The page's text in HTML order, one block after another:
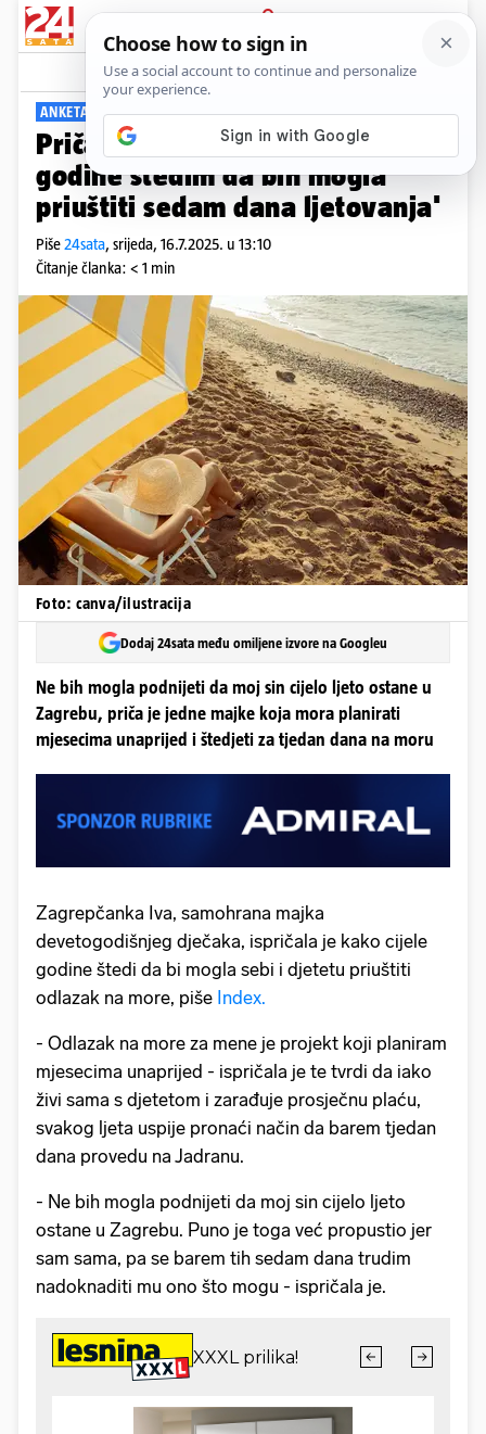
PRIJAVA
Viral Komentari
ANKETA: IDETE LI VI NA MORE?
Priča samohrane majke: 'Cijele
godine štedim da bih mogla
priuštiti sedam dana ljetovanja'
Piše24sata, srijeda, 16.7.2025. u 13:10
Čitanje članka: < 1 min
Foto: canva/ilustracija
Dodaj 24sata među omiljene izvore na Googleu
Ne bih mogla podnijeti da moj sin cijelo ljeto ostane u
Zagrebu, priča je jedne majke koja mora planirati
mjesecima unaprijed i štedjeti za tjedan dana na moru
Zagrepčanka Iva, samohrana majka
devetogodišnjeg dječaka, ispričala je kako cijele
godine štedi da bi mogla sebi i djetetu priuštiti
odlazak na more, piše Index.
- Odlazak na more za mene je projekt koji planiram
mjesecima unaprijed - ispričala je te tvrdi da iako
živi sama s djetetom i zarađuje prosječnu plaću,
svakog ljeta uspije pronaći način da barem tjedan
dana provedu na Jadranu.
- Ne bih mogla podnijeti da moj sin cijelo ljeto
ostane u Zagrebu. Puno je toga već propustio jer
sam sama, pa se barem tih sedam dana trudim
nadoknaditi mu ono što mogu - ispričala je.